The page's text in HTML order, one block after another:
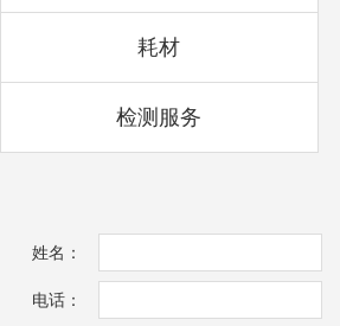
耗材
检测服务
姓名：
电话：